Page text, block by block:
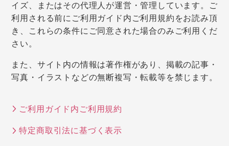
イズ、またはその代理人が運営・管理しています。ご
利用される前にご利用ガイド内ご利用規約をお読み頂
き、これらの条件にご同意された場合のみご利用くだ
さい。
また、サイト内の情報は著作権があり、掲載の記事・
写真・イラストなどの無断複写・転載等を禁じます。
ご利用ガイド内ご利用規約
特定商取引法に基づく表示